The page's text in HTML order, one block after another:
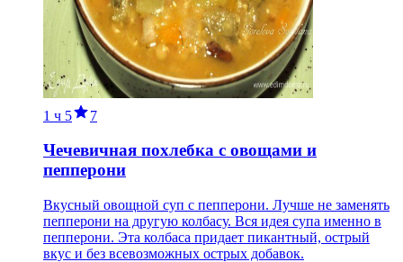
1 ч 5 7
Чечевичная похлебка с овощами и
пепперони
Вкусный овощной суп с пепперони. Лучше не заменять
пепперони на другую колбасу. Вся идея супа именно в
пепперони. Эта колбаса придает пикантный, острый
вкус и без всевозможных острых добавок.